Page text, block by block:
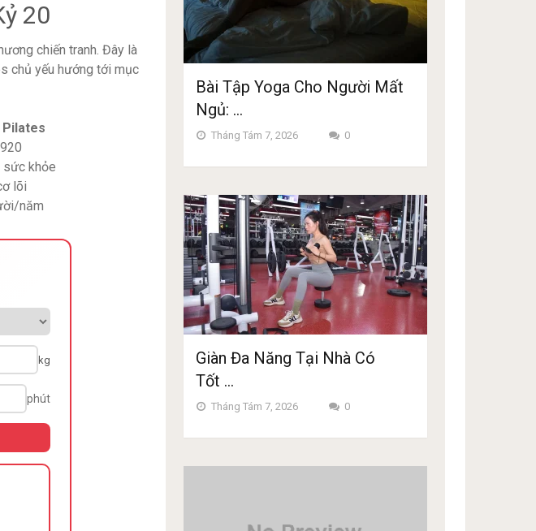
20
chiến tranh. Đây là
chủ yếu hướng tới mục
Pilates
sức khỏe
lõi
năm
kg
phút
Bài Tập Yoga Cho Người Mất
Ngủ: …
Tháng Tám 7, 2026 0
Giàn Đa Năng Tại Nhà Có
Tốt …
Tháng Tám 7, 2026 0